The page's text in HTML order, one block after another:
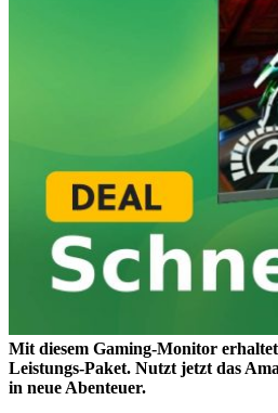
Mit diesem Gaming-Monitor
Leistungs-Paket. Nutzt jetzt das
in neue Abenteuer.